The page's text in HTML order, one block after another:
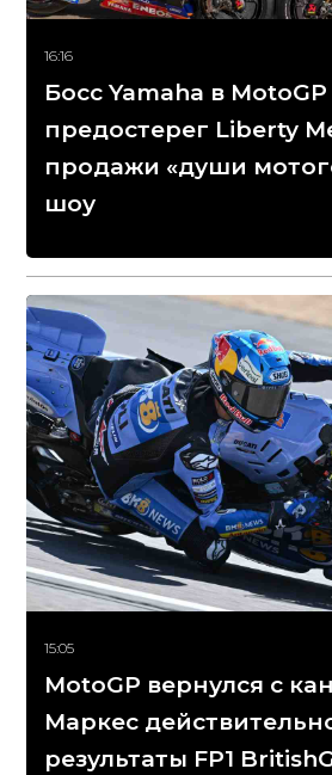
16:16
Босс Yamaha в MotoGP
предостерег Liberty
продажи «души
шоу
15:05
MotoGP вернулся с
Маркес
результаты FP1